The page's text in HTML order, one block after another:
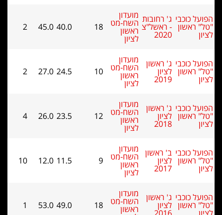
כוכבי
ראשון
ג' רחובות
- ראשל"צ
2020
מועדון
השח-מט
ראשון
לציון
18
45.0
2
כוכבי
ראשון
ג' ראשון
לציון
2019
מועדון
השח-מט
ראשון
לציון
10
27.0
2
כוכבי
ראשון
ג' ראשון
לציון
2018
מועדון
השח-מט
ראשון
לציון
12
26.0
4
כוכבי
ראשון
ב' ראשון
לציון
2017
מועדון
השח-מט
ראשון
לציון
9
12.0
10
כוכבי
ראשון
ג' ראשון
לציון
מועדון
השח-מט
ראשון 18
53.0
1